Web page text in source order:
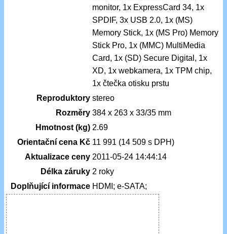
monitor, 1x ExpressCard 34, 1x
SPDIF, 3x USB 2.0, 1x (MS)
Memory Stick, 1x (MS Pro) Memory
Stick Pro, 1x (MMC) MultiMedia
Card, 1x (SD) Secure Digital, 1x
XD, 1x webkamera, 1x TPM chip,
1x čtečka otisku prstu
Reproduktory stereo
Rozměry 384 x 263 x 33/35 mm
Hmotnost (kg) 2.69
Orientační cena Kč 11 991 (14 509 s DPH)
Aktualizace ceny 2011-05-24 14:44:14
Délka záruky 2 roky
Doplňující informace HDMI; e-SATA;